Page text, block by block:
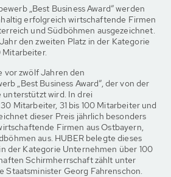
„Best Business Award” werden
erfolgreich wirtschaftende Firmen
und Südböhmen ausgezeichnet.
den zweiten Platz in der Kategorie
Mitarbeiter.
vor zwölf Jahren den
„Best Business Award”, der von der
unterstützt wird. In drei
Mitarbeiter, 31 bis 100 Mitarbeiter und
dieser Preis jährlich besonders
Firmen aus Ostbayern,
aus. HUBER belegte dieses
der Kategorie Unternehmen über 100
Schirmherrschaft zählt unter
Staatsminister Georg Fahrenschon.